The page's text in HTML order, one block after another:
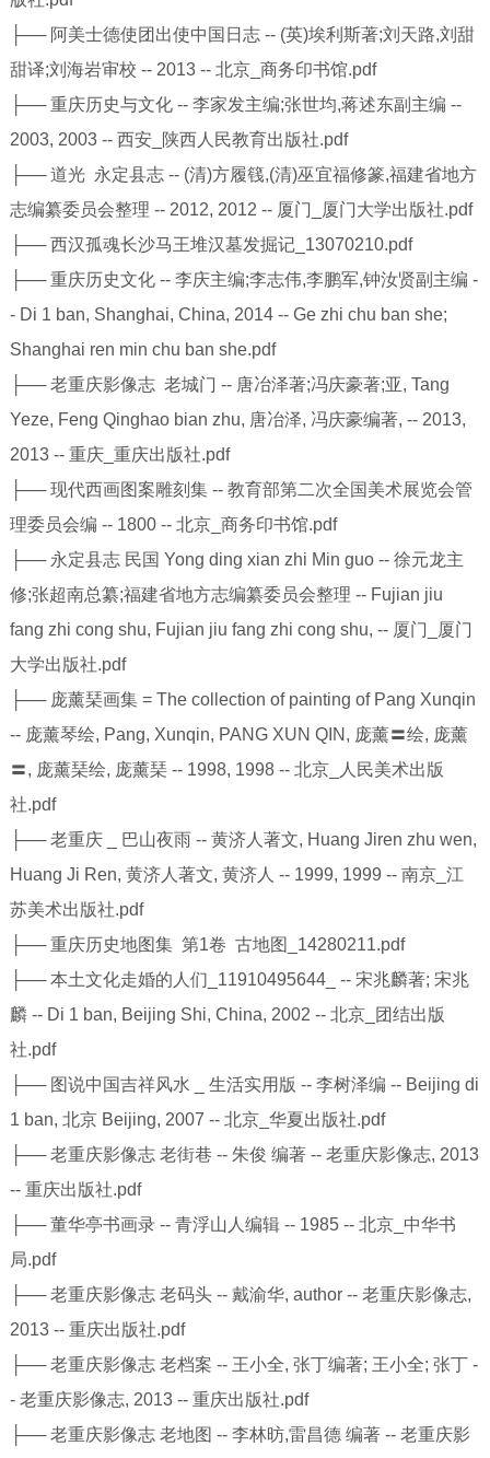
├── 阿美士德使团出使中国日志 -- (英)埃利斯著;刘天路,刘甜
甜译;刘海岩审校 -- 2013 -- 北京_商务印书馆.pdf
├── 重庆历史与文化 -- 李家发主编;张世均,蒋述东副主编 --
2003, 2003 -- 西安_陕西人民教育出版社.pdf
├── 道光 永定县志 -- (清)方履篯,(清)巫宜福修篆,福建省地方
志编纂委员会整理 -- 2012, 2012 -- 厦门_厦门大学出版社.pdf
├── 西汉孤魂长沙马王堆汉墓发掘记_13070210.pdf
├── 重庆历史文化 -- 李庆主编;李志伟,李鹏军,钟汝贤副主编 -
- Di 1 ban, Shanghai, China, 2014 -- Ge zhi chu ban she;
Shanghai ren min chu ban she.pdf
├── 老重庆影像志 老城门 -- 唐冶泽著;冯庆豪著;亚, Tang
Yeze, Feng Qinghao bian zhu, 唐冶泽, 冯庆豪编著, -- 2013,
2013 -- 重庆_重庆出版社.pdf
├── 现代西画图案雕刻集 -- 教育部第二次全国美术展览会管
理委员会编 -- 1800 -- 北京_商务印书馆.pdf
├── 永定县志 民国 Yong ding xian zhi Min guo -- 徐元龙主
修;张超南总纂;福建省地方志编纂委员会整理 -- Fujian jiu
fang zhi cong shu, Fujian jiu fang zhi cong shu, -- 厦门_厦门
大学出版社.pdf
├── 庞薰琹画集 = The collection of painting of Pang Xunqin
-- 庞薰琴绘, Pang, Xunqin, PANG XUN QIN, 庞薰〓绘, 庞薰
〓, 庞薰琹绘, 庞薰琹 -- 1998, 1998 -- 北京_人民美术出版
社.pdf
├── 老重庆 _ 巴山夜雨 -- 黄济人著文, Huang Jiren zhu wen,
Huang Ji Ren, 黄济人著文, 黄济人 -- 1999, 1999 -- 南京_江
苏美术出版社.pdf
├── 重庆历史地图集 第1卷 古地图_14280211.pdf
├── 本土文化走婚的人们_11910495644_ -- 宋兆麟著; 宋兆
麟 -- Di 1 ban, Beijing Shi, China, 2002 -- 北京_团结出版
社.pdf
├── 图说中国吉祥风水 _ 生活实用版 -- 李树泽编 -- Beijing di
1 ban, 北京 Beijing, 2007 -- 北京_华夏出版社.pdf
├── 老重庆影像志 老街巷 -- 朱俊 编著 -- 老重庆影像志, 2013
-- 重庆出版社.pdf
├── 董华亭书画录 -- 青浮山人编辑 -- 1985 -- 北京_中华书
局.pdf
├── 老重庆影像志 老码头 -- 戴渝华, author -- 老重庆影像志,
2013 -- 重庆出版社.pdf
├── 老重庆影像志 老档案 -- 王小全, 张丁编著; 王小全; 张丁 -
- 老重庆影像志, 2013 -- 重庆出版社.pdf
├── 老重庆影像志 老地图 -- 李林昉,雷昌德 编著 -- 老重庆影